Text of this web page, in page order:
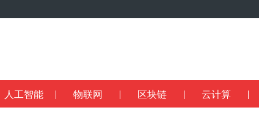
人工智能 物联网 区块链 云计算